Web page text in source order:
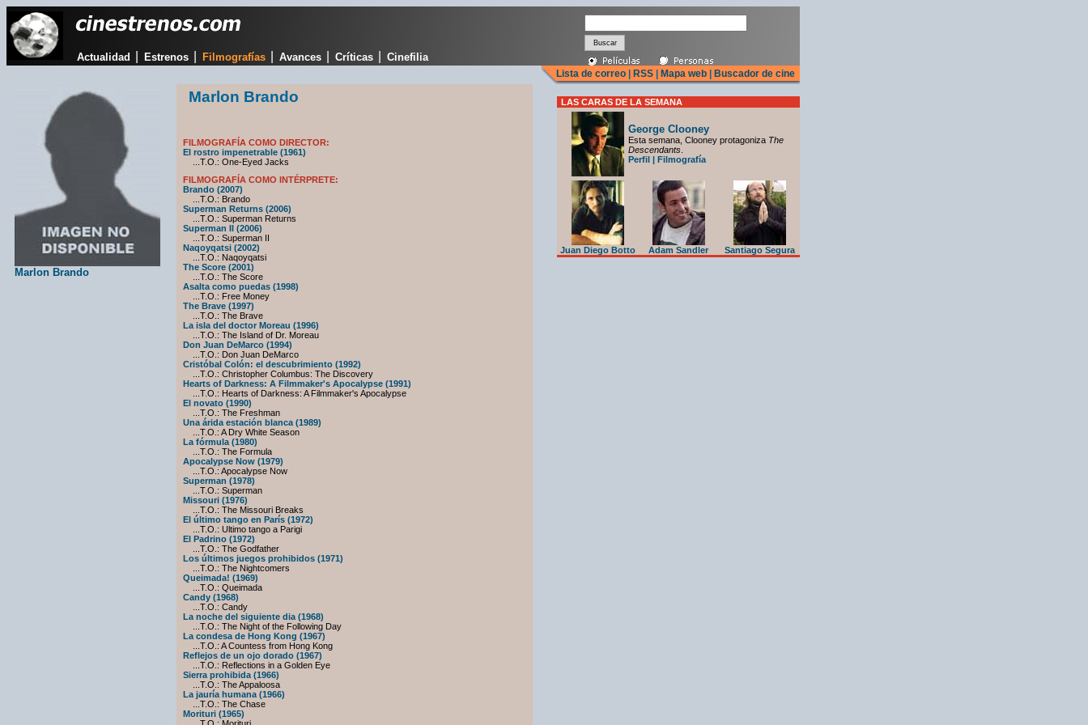
Actualidad Estrenos Filmografías Avances Críticas Cinefilia
Lista de correo RSS Mapa web Buscador de cine
Marlon Brando
Marlon Brando
FILMOGRAFÍA COMO DIRECTOR:
El rostro impenetrable (1961)
...T.O.: One-Eyed Jacks
FILMOGRAFÍA COMO INTÉRPRETE:
Brando (2007)
...T.O.: Brando
Superman Returns (2006)
...T.O.: Superman Returns
Superman II (2006)
...T.O.: Superman II
Naqoyqatsi (2002)
...T.O.: Naqoyqatsi
The Score (2001)
...T.O.: The Score
Asalta como puedas (1998)
...T.O.: Free Money
The Brave (1997)
...T.O.: The Brave
La isla del doctor Moreau (1996)
...T.O.: The Island of Dr. Moreau
Don Juan DeMarco (1994)
...T.O.: Don Juan DeMarco
Cristóbal Colón: el descubrimiento (1992)
...T.O.: Christopher Columbus: The Discovery
Hearts of Darkness: A Filmmaker's Apocalypse (1991)
...T.O.: Hearts of Darkness: A Filmmaker's Apocalypse
El novato (1990)
...T.O.: The Freshman
Una árida estación blanca (1989)
...T.O.: A Dry White Season
La fórmula (1980)
...T.O.: The Formula
Apocalypse Now (1979)
...T.O.: Apocalypse Now
Superman (1978)
...T.O.: Superman
Missouri (1976)
...T.O.: The Missouri Breaks
El último tango en París (1972)
...T.O.: Ultimo tango a Parigi
El Padrino (1972)
...T.O.: The Godfather
Los últimos juegos prohibidos (1971)
...T.O.: The Nightcomers
Queimada! (1969)
...T.O.: Queimada
Candy (1968)
...T.O.: Candy
La noche del siguiente dia (1968)
...T.O.: The Night of the Following Day
La condesa de Hong Kong (1967)
...T.O.: A Countess from Hong Kong
Reflejos de un ojo dorado (1967)
...T.O.: Reflections in a Golden Eye
Sierra prohibida (1966)
...T.O.: The Appaloosa
La jauría humana (1966)
...T.O.: The Chase
Morituri (1965)
LAS CARAS DE LA SEMANA
George Clooney
Esta semana, Clooney protagoniza The
Descendants
Perfil | Filmografía
Juan Diego Botto Adam Sandler Santiago Segura